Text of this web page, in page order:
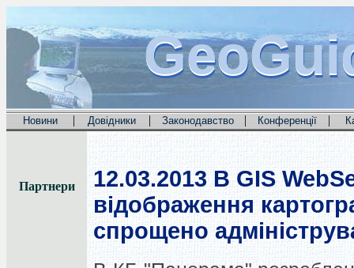
Новини | Довідники | Законодавство | Конференції |
Партнери 12.03.2013 В GIS
відображення
спрощено